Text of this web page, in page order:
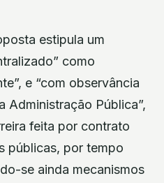
estipula um
como
e “com observância
Administração Pública”,
feita por contrato
públicas, por tempo
se ainda mecanismos